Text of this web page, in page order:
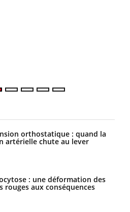
orthostatique : quand la
artérielle chute au lever
: une déformation des
rouges aux conséquences